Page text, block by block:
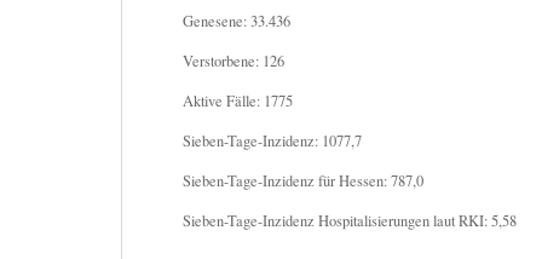
Genesene: 33.436
Verstorbene: 126
Aktive Fälle: 1775
Sieben-Tage-Inzidenz: 1077,7
Sieben-Tage-Inzidenz für Hessen: 787,0
Sieben-Tage-Inzidenz Hospitalisierungen laut RKI: 5,58